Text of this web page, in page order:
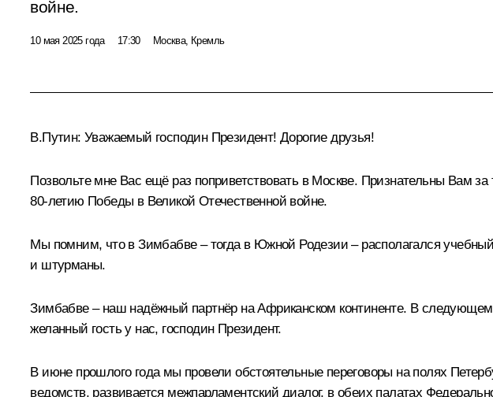
войне.
10 мая 2025 года 17:30 Москва, Кремль
В.Путин: Уважаемый господин Президент! Дорогие друзья!
Позвольте мне Вас ещё раз поприветствовать в Москве. Признательны Вам
80-летию Победы в Великой Отечественной войне.
Мы помним, что в Зимбабве – тогда в Южной Родезии – располагался
и штурманы.
Зимбабве – наш надёжный партнёр на Африканском континенте. В
желанный гость у нас, господин Президент.
В июне прошлого года мы провели обстоятельные переговоры на полях
ведомств, развивается межпарламентский диалог, в обеих палатах